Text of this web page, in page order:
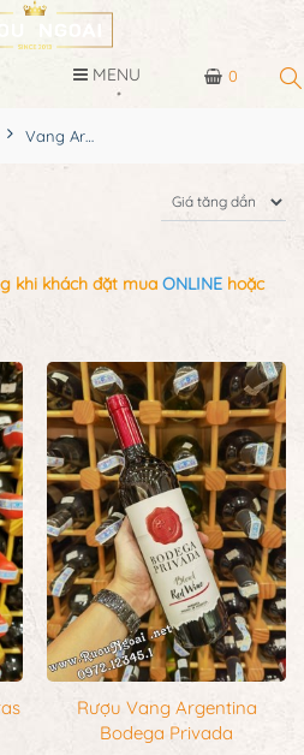
0
MENU
Vang Argentina
khi khách đặt mua ONLINE hoặc
Rượu Vang Argentina
Bodega Privada